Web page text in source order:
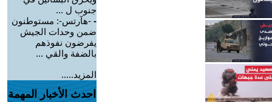
جنوب ل ...
- -هآرتس-: مستوطنون
ضمن وحدات الجيش
يفرضون نفوذهم
بالضفة والقي ...
المزيد.....
احدث الأخبار المهمة